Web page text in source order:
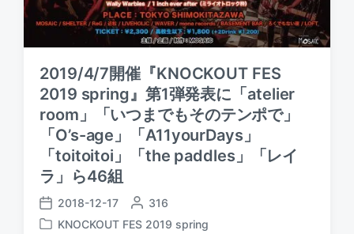
2019/4/7開催『KNOCKOUT FES
2019 spring』第1弾発表に「atelier
room」「いつまでもそのテンポで」
「O’s-age」「A11yourDays」
「toitoitoi」「the paddles」「レイ
ラ」ら46組
P
o
2018-12-17
P
o
316
P
KNOCKOUT FES 2019 spring